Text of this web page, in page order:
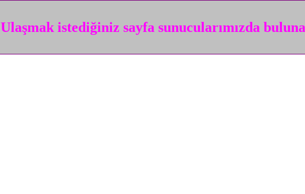
Ulaşmak istediğiniz sayfa sunucularımızda